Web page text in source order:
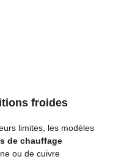
froides
limites, les modèles
de chauffage
ou de cuivre